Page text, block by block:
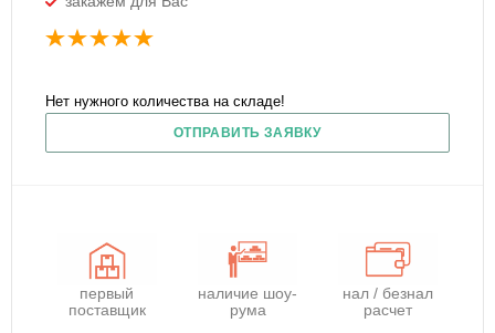
Нет нужного количества на складе!
ОТПРАВИТЬ ЗАЯВКУ
первый
поставщик
наличие шоу-
рума
нал / безнал
расчет